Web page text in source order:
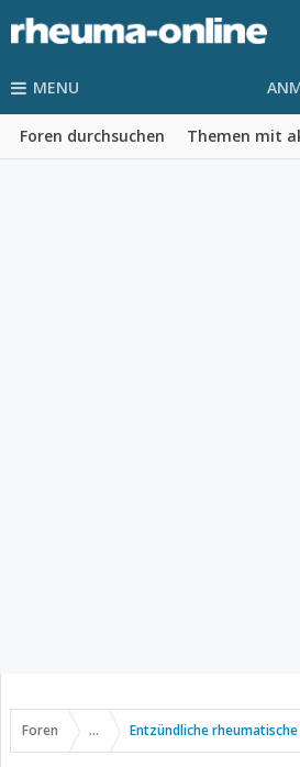
MENU
Foren durchsuchen Themen mit
Foren ... Entzündliche rheumatische